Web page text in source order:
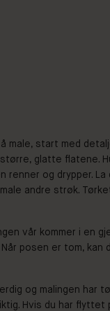
å male, start med
glatte flatene.
renner og drypper.
andre strøk.
vår kommer i en
posen er tom, kan
og malingen har
Hvis du har